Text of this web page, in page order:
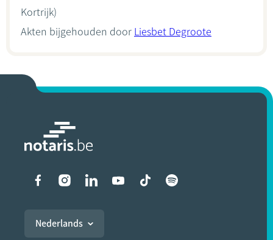
Kortrijk)
Akten bijgehouden door Liesbet Degroote
Liens vers les réseaux
Nederlands